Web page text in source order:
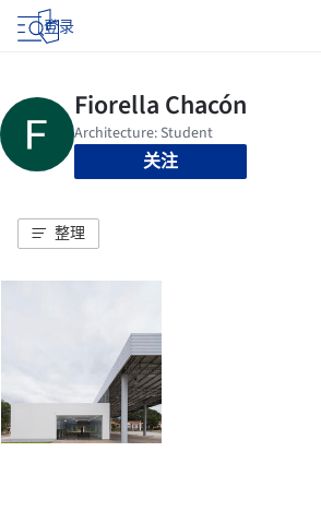
登录
关注
整理